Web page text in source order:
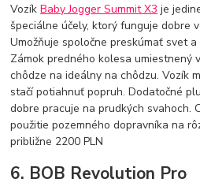
VozíkBaby Jogger Summit X3 je
špeciálne účely, ktorý funguje dobre
Umožňuje spoločne preskúmať svet
Zámok predného kolesa umiestnený
chôdze na ideálny na chôdzu. Vozík
stačí potiahnuť popruh. Dodatočné
dobre pracuje na prudkých svahoch.
použitie pozemného dopravníka na
približne 2200 PLN
6. BOB Revolution Pro